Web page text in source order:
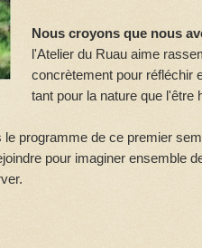
Nous croyons que nous
l'Atelier du Ruau aime
concrètement pour réfléchir
tant pour la nature que l'être
programme de ce premier
pour imaginer ensemble